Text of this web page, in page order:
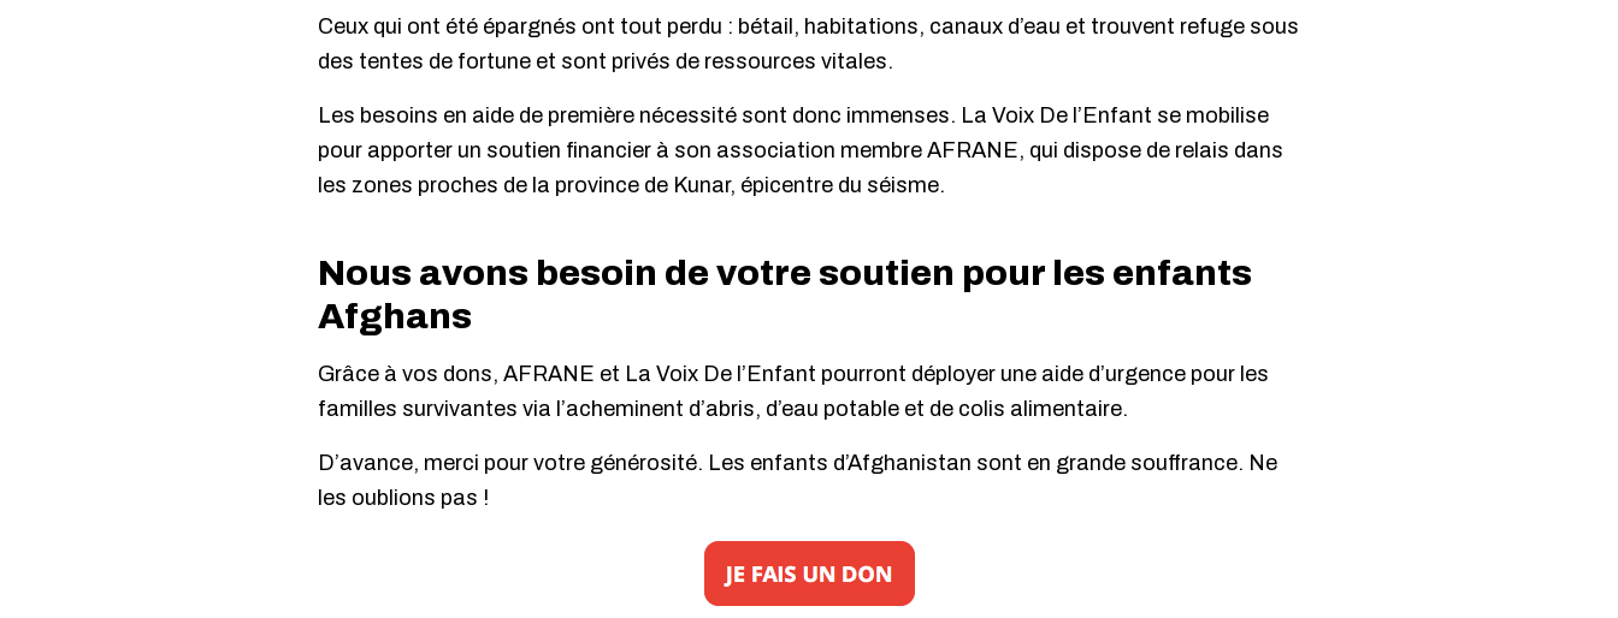
Ceux qui ont été épargnés ont tout perdu : bétail, habitations, canaux d’eau et trouvent refuge sous
des tentes de fortune et sont privés de ressources vitales.
Les besoins en aide de première nécessité sont donc immenses. La Voix De l’Enfant se mobilise
pour apporter un soutien financier à son association membre AFRANE, qui dispose de relais dans
les zones proches de la province de Kunar, épicentre du séisme.
Nous avons besoin de votre soutien pour les enfants
Afghans
Grâce à vos dons, AFRANE et La Voix De l’Enfant pourront déployer une aide d’urgence pour les
familles survivantes via l’acheminent d’abris, d’eau potable et de colis alimentaire.
D’avance, merci pour votre générosité. Les enfants d’Afghanistan sont en grande souffrance. Ne
les oublions pas !